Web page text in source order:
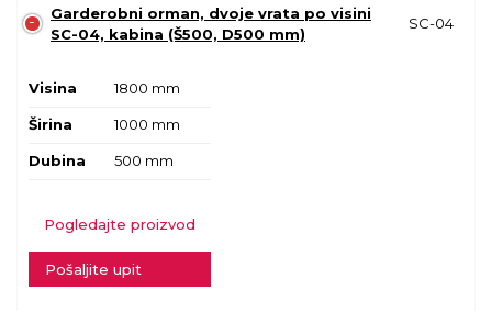
Garderobni orman, dvoje vrata po visini
SC-04, kabina (Š500, D500 mm)
SC-04
Visina 1800 mm
Širina 1000 mm
Dubina 500 mm
Pogledajte proizvod
Pošaljite upit